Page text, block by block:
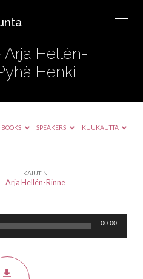
Arja Hellén-
Henki
BOOKS SPEAKERS KUUKAUTTA
KAIUTIN
Arja Hellén-Rinne
00:00